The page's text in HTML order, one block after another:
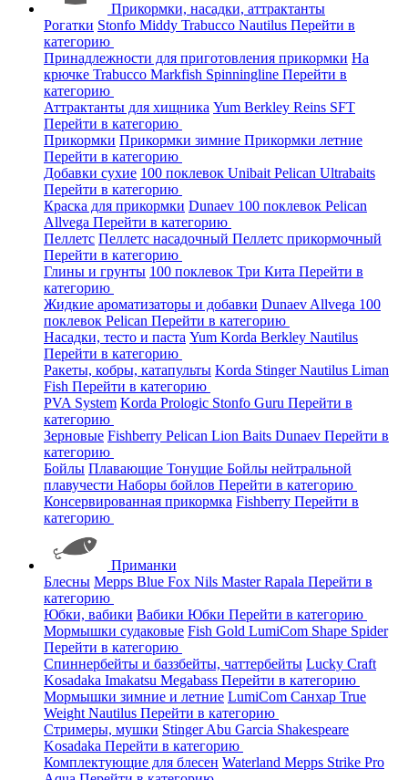
Прикормки, насадки, аттрактанты
Рогатки Stonfo Middy Trabucco Nautilus Перейти в
категорию
Принадлежности для приготовления прикормки На
крючке Trabucco Markfish Spinningline Перейти в
категорию
Аттрактанты для хищника Yum Berkley Reins SFT
Перейти в категорию
Прикормки Прикормки зимние Прикормки летние
Перейти в категорию
Добавки сухие 100 поклевок Unibait Pelican Ultrabaits
Перейти в категорию
Краска для прикормки Dunaev 100 поклевок Pelican
Allvega Перейти в категорию
Пеллетс Пеллетс насадочный Пеллетс прикормочный
Перейти в категорию
Глины и грунты 100 поклевок Три Кита Перейти в
категорию
Жидкие ароматизаторы и добавки Dunaev Allvega 100
поклевок Pelican Перейти в категорию
Насадки, тесто и паста Yum Korda Berkley Nautilus
Перейти в категорию
Ракеты, кобры, катапульты Korda StingerNautilus Liman
Fish Перейти в категорию
PVA System Korda Prologic Stonfo Guru Перейти в
категорию
Зерновые Fishberry Pelican Lion Baits Dunaev Перейти в
категорию
Бойлы Плавающие Тонущие Бойлы нейтральной
плавучести Наборы бойлов Перейти в категорию
Консервированная прикормка Fishberry Перейти в
категорию
Приманки
Блесны Mepps Blue Fox Nils MasterRapala Перейти в
категорию
Юбки, вабики Вабики Юбки Перейти в категорию
Мормышки судаковые Fish Gold LumiCom Shape Spider
Перейти в категорию
Спиннербейты и баззбейты, чаттербейты Lucky Craft
Kosadaka Imakatsu Megabass Перейти в категорию
Мормышки зимние и летние LumiCom Санхар True
Weight Nautilus Перейти в категорию
Стримеры, мушки StingerAbu Garcia Shakespeare
Kosadaka Перейти в категорию
Комплектующие для блесен Waterland Mepps Strike Pro